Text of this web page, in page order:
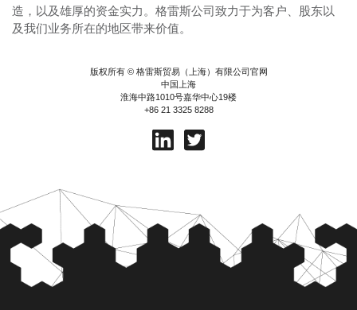
造，以及雄厚的资金实力。格雷斯公司致力于为客户、股东以
及我们业务所在的地区带来价值。
版权所有 © 格雷斯贸易（上海）有限公司官网
中国上海
淮海中路1010号嘉华中心19楼
+86 21 3325 8288